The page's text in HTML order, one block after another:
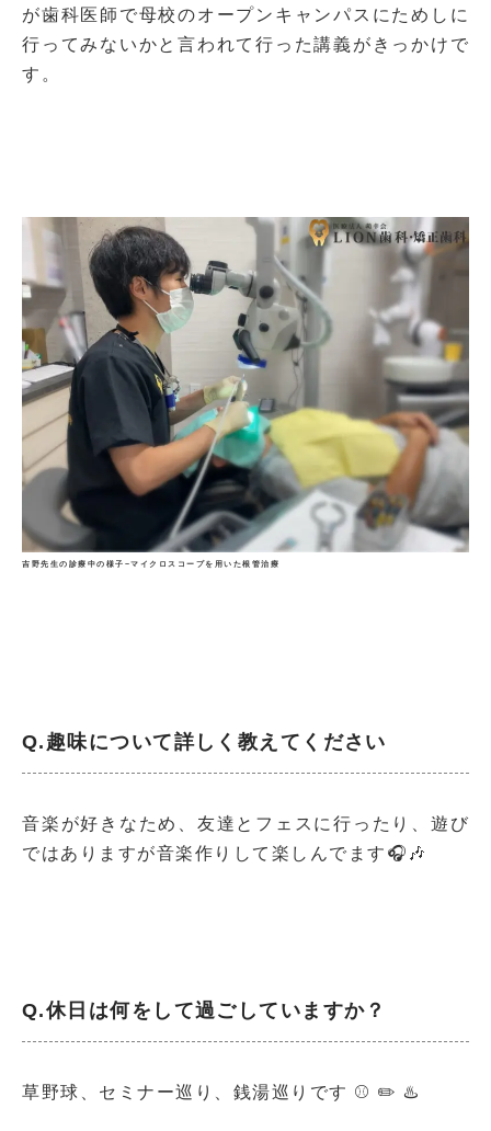
が歯科医師で母校のオープンキャンパスにためしに
行ってみないかと言われて行った講義がきっかけで
す。
吉野先生の診療中の様子−マイクロスコープを用いた根管治療
Q.趣味について詳しく教えてください
音楽が好きなため、友達とフェスに行ったり、遊び
ではありますが音楽作りして楽しんでます🎧🎶
Q.休日は何をして過ごしていますか？
草野球、セミナー巡り、銭湯巡りです ⚾️ ✏️ ♨️